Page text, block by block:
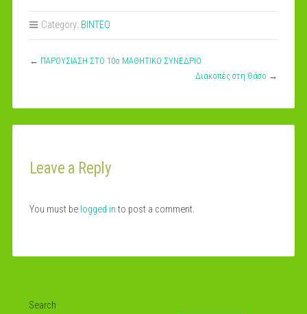
Category: ΒΙΝΤΕΟ
← ΠΑΡΟΥΣΙΑΣΗ ΣΤΟ 10ο ΜΑΘΗΤΙΚΟ ΣΥΝΕΔΡΙΟ
Διακοπές στη Θάσο →
Leave a Reply
You must be logged in to post a comment.
Search